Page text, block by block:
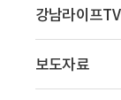
이
동
강남라이프TV
보도자료